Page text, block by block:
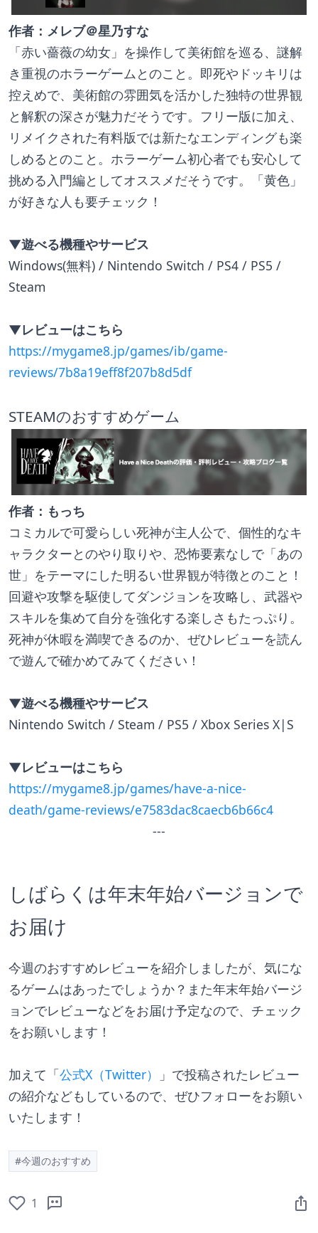
作者：メレブ＠星乃すな
「赤い薔薇の幼女」を操作して美術館を巡る、謎解
き重視のホラーゲームとのこと。即死やドッキリは
控えめで、美術館の雰囲気を活かした独特の世界観
と解釈の深さが魅力だそうです。フリー版に加え、
リメイクされた有料版では新たなエンディングも楽
しめるとのこと。ホラーゲーム初心者でも安心して
挑める入門編としてオススメだそうです。「黄色」
が好きな人も要チェック！
▼遊べる機種やサービス
Windows(無料) / Nintendo Switch / PS4 / PS5 /
Steam
▼レビューはこちら
https://mygame8.jp/games/ib/game-
reviews/7b8a19eff8f207b8d5df
STEAMのおすすめゲーム
作者：もっち
コミカルで可愛らしい死神が主人公で、個性的なキ
ャラクターとのやり取りや、恐怖要素なしで「あの
世」をテーマにした明るい世界観が特徴とのこと！
回避や攻撃を駆使してダンジョンを攻略し、武器や
スキルを集めて自分を強化する楽しさもたっぷり。
死神が休暇を満喫できるのか、ぜひレビューを読ん
で遊んで確かめてみてください！
▼遊べる機種やサービス
Nintendo Switch / Steam / PS5 / Xbox Series X|S
▼レビューはこちら
https://mygame8.jp/games/have-a-nice-
death/game-reviews/e7583dac8caecb6b66c4
---
しばらくは年末年始バージョンで
お届け
今週のおすすめレビューを紹介しましたが、気にな
るゲームはあったでしょうか？また年末年始バージ
ョンでレビューなどをお届け予定なので、チェック
をお願いします！
加えて「公式X（Twitter）
」で投稿されたレビュー
の紹介などもしているので、ぜひフォローをお願い
いたします！
#今週のおすすめ
1